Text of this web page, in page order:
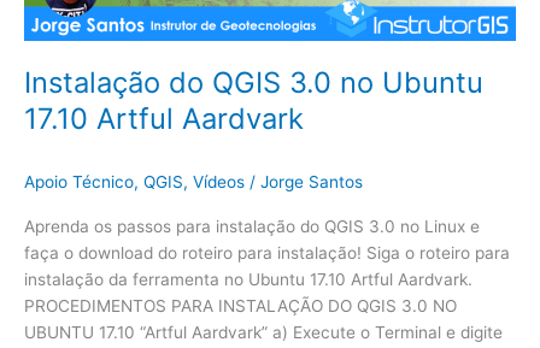
Instalação do QGIS 3.0 no Ubuntu
17.10 Artful Aardvark
Apoio Técnico, QGIS, Vídeos / Jorge Santos
Aprenda os passos para instalação do QGIS 3.0 no Linux e
faça o download do roteiro para instalação! Siga o roteiro para
instalação da ferramenta no Ubuntu 17.10 Artful Aardvark.
PROCEDIMENTOS PARA INSTALAÇÃO DO QGIS 3.0 NO
UBUNTU 17.10 “Artful Aardvark” a) Execute o Terminal e digite